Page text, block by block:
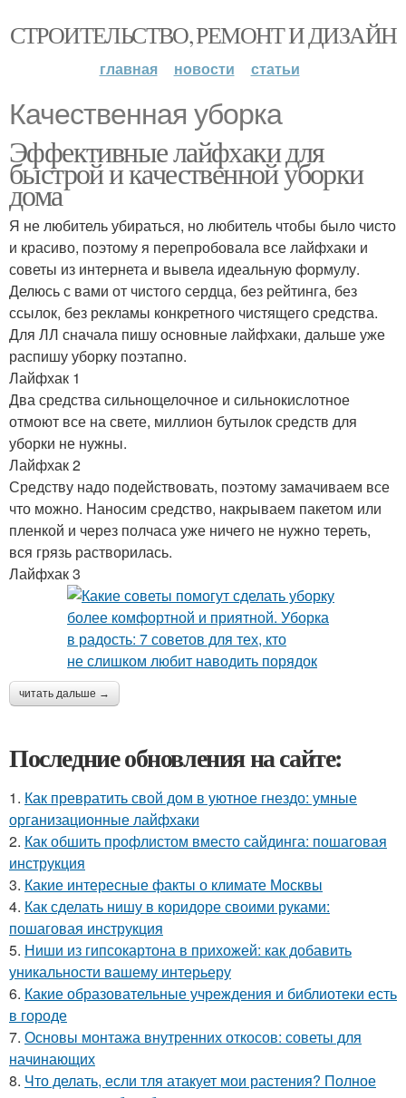
СТРОИТЕЛЬСТВО, РЕМОНТ И ДИЗАЙН
главная новости статьи
Качественная уборка
Эффективные лайфхаки для
быстрой и качественной уборки
дома
Я не любитель убираться, но любитель чтобы было чисто
и красиво, поэтому я перепробовала все лайфхаки и
советы из интернета и вывела идеальную формулу.
Делюсь с вами от чистого сердца, без рейтинга, без
ссылок, без рекламы конкретного чистящего средства.
Для ЛЛ сначала пишу основные лайфхаки, дальше уже
распишу уборку поэтапно.
Лайфхак 1
Два средства сильнощелочное и сильнокислотное
отмоют все на свете, миллион бутылок средств для
уборки не нужны.
Лайфхак 2
Средству надо подействовать, поэтому замачиваем все
что можно. Наносим средство, накрываем пакетом или
пленкой и через полчаса уже ничего не нужно тереть,
вся грязь растворилась.
Лайфхак 3
читать дальше →
Последние обновления на сайте:
1. Как превратить свой дом в уютное гнездо: умные
организационные лайфхаки
2. Как обшить профлистом вместо сайдинга: пошаговая
инструкция
3. Какие интересные факты о климате Москвы
4. Как сделать нишу в коридоре своими руками:
пошаговая инструкция
5. Ниши из гипсокартона в прихожей: как добавить
уникальности вашему интерьеру
6. Какие образовательные учреждения и библиотеки есть
в городе
7. Основы монтажа внутренних откосов: советы для
начинающих
8. Что делать, если тля атакует мои растения? Полное